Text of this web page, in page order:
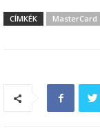
CÍMKÉK MasterCard